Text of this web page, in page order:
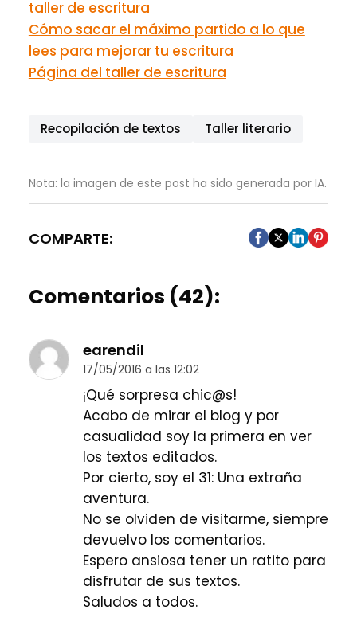
taller de escritura
Cómo sacar el máximo partido a lo que
lees para mejorar tu escritura
Página del taller de escritura
Recopilación de textos Taller literario
Nota: la imagen de este post ha sido generada por IA.
COMPARTE:
Comentarios (42):
earendil
17/05/2016 a las 12:02
¡Qué sorpresa chic@s!
Acabo de mirar el blog y por
casualidad soy la primera en ver
los textos editados.
Por cierto, soy el 31: Una extraña
aventura.
No se olviden de visitarme, siempre
devuelvo los comentarios.
Espero ansiosa tener un ratito para
disfrutar de sus textos.
Saludos a todos.